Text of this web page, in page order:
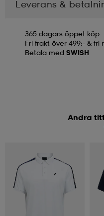
Leverans &
365 dagars öppet köp
Fri frakt över 499:- & fri
Betala med SWISH
Andra